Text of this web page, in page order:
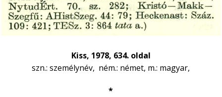
Kiss, 1978, 634. oldal
szn.: személynév, ném.: német, m.: magyar,
*